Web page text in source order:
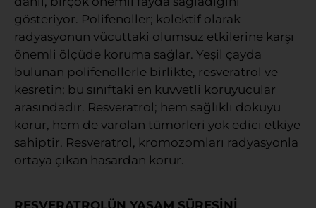
gösteriyor. Polifenoller; kolektif olarak
radyasyonun vücuttaki olumsuz etkilerine karşı
önemli ölçüde koruma sağlar. Yeşil çayda
bulunan polifenollerle birlikte, resveratrol ve
kesretin; bu sınıftaki en kuvvetli koruyucular
arasındadır. Resveratrol; hem sağlıklı dokuyu
korur, hem de varolan tümörleri yok edici etkiye
sahiptir. Resveratrol, kromozomları radyasyonla
ortaya çıkan hasardan korur.